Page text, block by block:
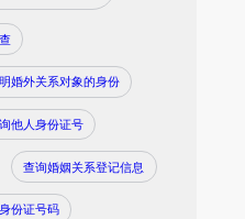
婚外关系对象的身份
他人身份证号
查询婚姻关系登记信息
份证号码